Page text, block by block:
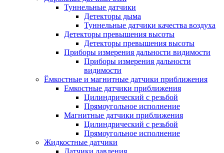
Туннельные датчики
Детекторы дыма
Туннельные датчики качества воздуха
Детекторы превышения высоты
Детекторы превышения высоты
Приборы измерения дальности видимости
Приборы измерения дальности
видимости
Ёмкостные и магнитные датчики приближения
Емкостные датчики приближения
Цилиндрический с резьбой
Прямоугольное исполнение
Магнитные датчики приближения
Цилиндрический с резьбой
Прямоугольное исполнение
Жидкостные датчики
Датчики давления